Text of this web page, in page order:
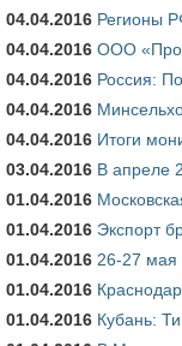
04.04.2016 Регионы
04.04.2016 ООО
04.04.2016 Россия:
04.04.2016
04.04.2016 Итоги
03.04.2016 В апреле
01.04.2016
01.04.2016 Экспорт
01.04.2016 26-27 мая
01.04.2016
01.04.2016 Кубань: